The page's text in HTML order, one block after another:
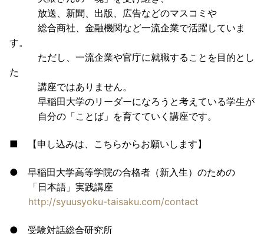
放送、新聞、出版、広告などのマスコミや
総合商社、金融機関など一流企業で活躍していま
す。
ただし、一流企業や官庁に就職することを目的とし
た
講座ではありません。
早稲田大学のリーダーになろうと考えている学生が
自分の「ことば」を育てていく講座です。
■ 【申し込みは、こちらからお願いします】
● 早稲田大学高等学院の合格者（新入生）のための
「日本語」実践講座
http://syuusyoku-taisaku.com/contact
● 受験対話総合研究所